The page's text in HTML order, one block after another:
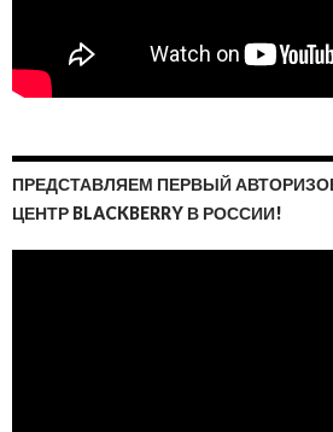
ПРЕДСТАВЛЯЕМ ПЕРВЫЙ
ЦЕНТР BLACKBERRY В РОССИИ!